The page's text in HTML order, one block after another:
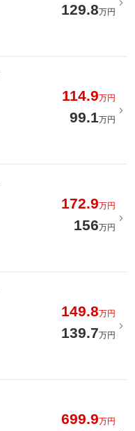
129.8万円
114.9万円
99.1万円
172.9万円
156万円
149.8万円
139.7万円
699.9万円